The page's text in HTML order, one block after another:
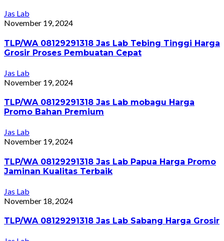
Jas Lab
November 19, 2024
TLP/WA 08129291318 Jas Lab Tebing Tinggi Harga
Grosir Proses Pembuatan Cepat
Jas Lab
November 19, 2024
TLP/WA 08129291318 Jas Lab mobagu Harga
Promo Bahan Premium
Jas Lab
November 19, 2024
TLP/WA 08129291318 Jas Lab Papua Harga Promo
Jaminan Kualitas Terbaik
Jas Lab
November 18, 2024
TLP/WA 08129291318 Jas Lab Sabang Harga Grosir